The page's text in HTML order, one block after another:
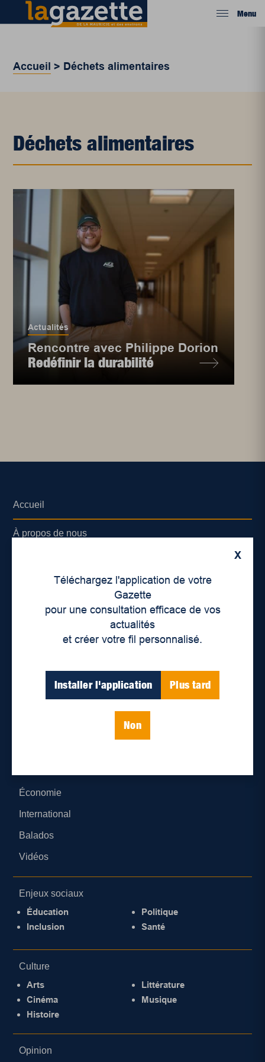
Menu
Accueil > Déchets alimentaires
Déchets alimentaires
Actualités
Rencontre avec Philippe Dorion
Redéfinir la durabilité
X
Téléchargez l'application de votre
Gazette
pour une consultation efficace de vos
actualités
et créer votre fil personnalisé.
Installer l'application Plus tard
Non
Accueil
À propos de nous
Lieux de distribution
Économie
International
Balados
Vidéos
Enjeux sociaux
Éducation
Inclusion
Politique
Santé
Culture
Arts
Cinéma
Histoire
Littérature
Musique
Opinion